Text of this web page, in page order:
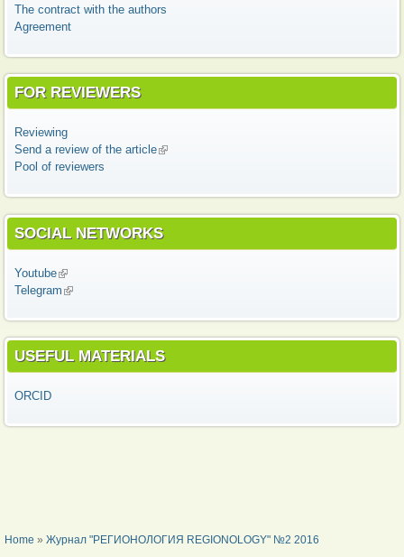
The contract with the authors
Agreement
FOR REVIEWERS
Reviewing
Send a review of the article(link is external)
Pool of reviewers
SOCIAL NETWORKS
Youtube(link is external)
Telegram (link is external)
USEFUL MATERIALS
ORCID
YOU ARE HERE
Home » Журнал "РЕГИОНОЛОГИЯ REGIONOLOGY" №2 2016